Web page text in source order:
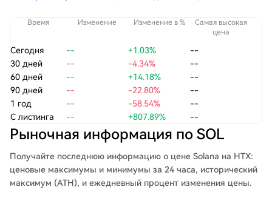
Время Изменение Изменение в %
Самая высокая
цена
Сегодня -- +1.03%
--
30 дней
-- -4.34%
--
60 дней
-- +14.18%
--
90 дней
-- -22.80%
--
1 год
-- -58.54%
--
С листинга
-- +807.89% --
Рыночная информация по SOL
Получайте последнюю информацию о цене Solana на HTX:
ценовые максимумы и минимумы за 24 часа, исторический
максимум (ATH), и ежедневный процент изменения цены.